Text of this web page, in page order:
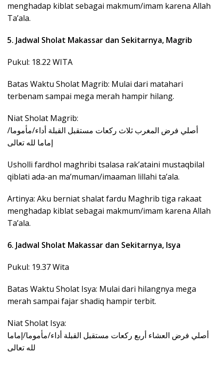
menghadap kiblat sebagai makmum/imam karena Allah
Ta’ala.
5. Jadwal Sholat Makassar dan Sekitarnya, Magrib
Pukul: 18.22 WITA
Batas Waktu Sholat Magrib: Mulai dari matahari
terbenam sampai mega merah hampir hilang.
Niat Sholat Magrib:
إماما لله تعالى
Usholli fardhol maghribi tsalasa rak’ataini mustaqbilal
qiblati ada-an ma’muman/imaaman lillahi ta’ala.
Artinya: Aku berniat shalat fardu Maghrib tiga rakaat
menghadap kiblat sebagai makmum/imam karena Allah
Ta’ala.
6. Jadwal Sholat Makassar dan Sekitarnya, Isya
Pukul: 19.37 Wita
Batas Waktu Sholat Isya: Mulai dari hilangnya mega
merah sampai fajar shadiq hampir terbit.
Niat Sholat Isya:
لله تعالى